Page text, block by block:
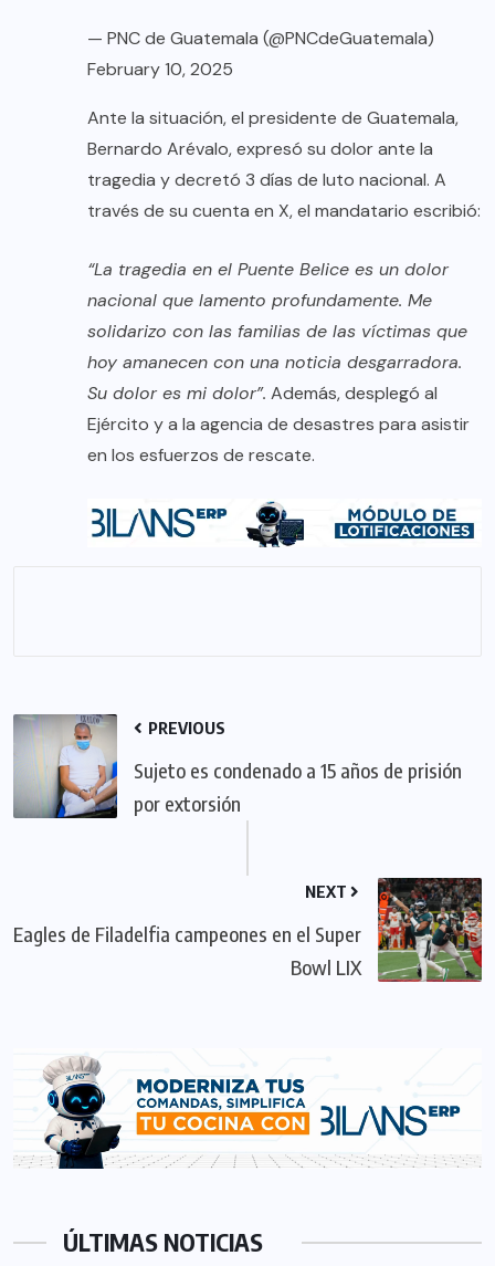
— PNC de Guatemala (@PNCdeGuatemala)
February 10, 2025
Ante la situación, el presidente de Guatemala,
Bernardo Arévalo, expresó su dolor ante la
tragedia y decretó 3 días de luto nacional. A
través de su cuenta en X, el mandatario escribió:
“La tragedia en el Puente Belice es un dolor
nacional que lamento profundamente. Me
solidarizo con las familias de las víctimas que
hoy amanecen con una noticia desgarradora.
Su dolor es mi dolor”. Además, desplegó al
Ejército y a la agencia de desastres para asistir
en los esfuerzos de rescate.
PREVIOUS
Sujeto es condenado a 15 años de prisión
por extorsión
NEXT
Eagles de Filadelfia campeones en el Super
Bowl LIX
ÚLTIMAS NOTICIAS